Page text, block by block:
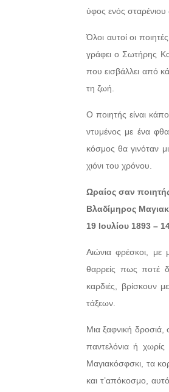
ύφος ενός
Όλοι αυτοί οι
γράφει ο Σωτήρης
που εισβάλλει από
τη ζωή.
Ο ποιητής είναι
ντυμένος με ένα
κόσμος θα γινόταν
χιόνι του χρόνου.
Ωραίος σαν
Βλαδίμηρος
19 Ιουλίου 1893 –
Αιώνια φρέσκοι, με
θαρρείς πως ποτέ
καρδιές, βρίσκουν
τάξεων.
Μια ξαφνική δροσιά,
παντελόνια ή χωρίς
Μαγιακόσφσκι, τα
και τ’απόκοσμο,